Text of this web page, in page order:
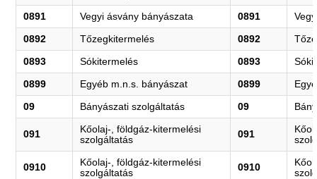
0891 Vegyi ásvány bányászata 0891
0892 Tőzegkitermelés 0892
0893 Sókitermelés 0893
0899 Egyéb m.n.s. bányászat 0899
09 Bányászati szolgáltatás 09
091
Kőolaj-, földgáz-kitermelési
szolgáltatás
091
0910
Kőolaj-, földgáz-kitermelési
szolgáltatás
0910